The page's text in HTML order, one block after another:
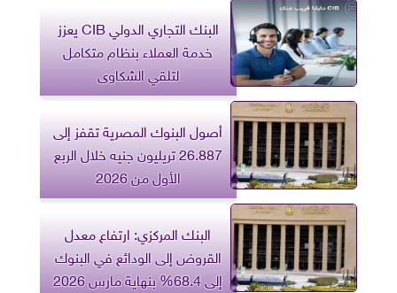
البنك التجاري الدولي CIB يعزز
خدمة العملاء بنظام متكامل
لتلقي الشكاوى
أصول البنوك المصرية تقفز إلى
26.887 تريليون جنيه خلال الربع
الأول من 2026
البنك المركزي: ارتفاع معدل
القروض إلى الودائع في البنوك
إلى 68.4% بنهاية مارس 2026